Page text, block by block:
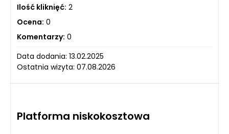
Ilość kliknięć: 2
Ocena: 0
Komentarzy: 0
Data dodania: 13.02.2025
Ostatnia wizyta: 07.08.2026
Platforma niskokosztowa